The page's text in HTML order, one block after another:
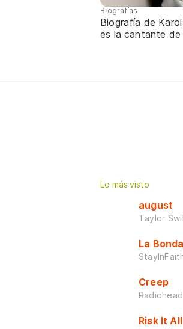
Biografías
Biografía de
es la cantante de
Lo más visto
august
Taylor
La
Creep
Radiohead
Risk It All